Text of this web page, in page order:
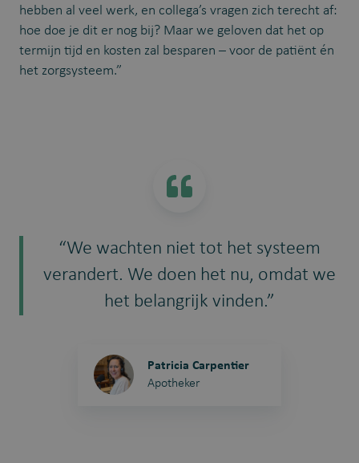
hebben al veel werk, en collega’s vragen zich terecht af:
hoe doe je dit er nog bij? Maar we geloven dat het op
termijn tijd en kosten zal besparen – voor de patiënt én
het zorgsysteem.”
“We wachten niet tot het systeem
verandert. We doen het nu, omdat we
het belangrijk vinden.”
Patricia Carpentier
Apotheker